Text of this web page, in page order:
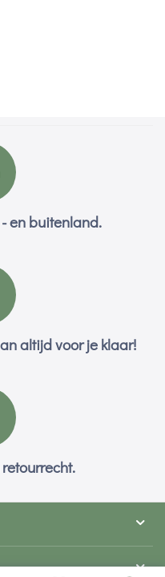
en buitenland.
altijd voor je klaar!